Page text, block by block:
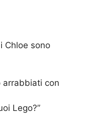
Chloe sono
arrabbiati con
Lego?”